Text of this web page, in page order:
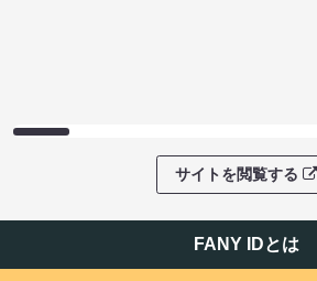
サイトを閲覧する
FANY IDとは